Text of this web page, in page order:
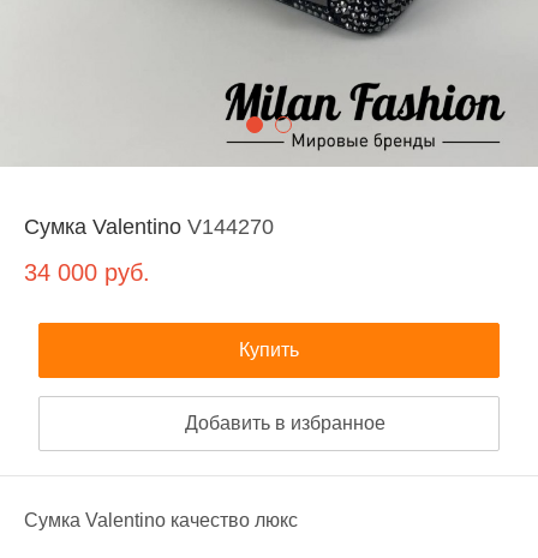
Сумка Valentino V144270
34 000 руб.
Купить
Добавить в избранное
Сумка Valentino качество люкс